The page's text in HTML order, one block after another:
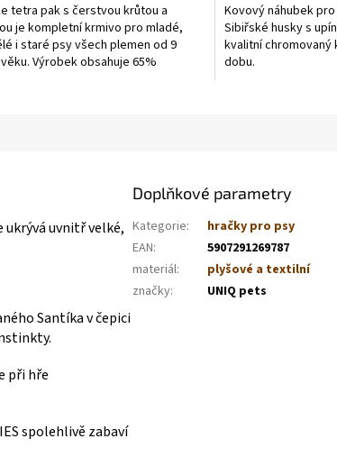
tetra pak s čerstvou krůtou a
je kompletní krmivo pro mladé,
i staré psy všech plemen od 9
Výrobek obsahuje 65%
Kovový náhubek
Sibiřské husky s
kvalitní chromovaný
dobu.
ukrývá uvnitř velké,
Santíka v čepici
při hře
spolehlivě zabaví
Doplňkové parametry
Kategorie:
hračky pro psy
EAN:
5907291269787
materiál:
plyšové a textilní
značky: UNIQ pets